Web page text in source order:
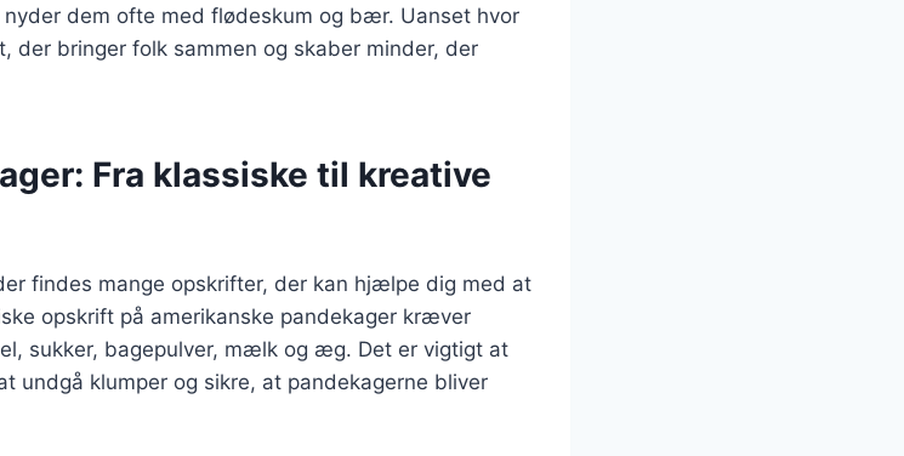
nyder dem ofte med flødeskum og bær. Uanset hvor
der bringer folk sammen og skaber minder, der
Fra klassiske til kreative
findes mange opskrifter, der kan hjælpe dig med at
opskrift på amerikanske pandekager kræver
sukker, bagepulver, mælk og æg. Det er vigtigt at
undgå klumper og sikre, at pandekagerne bliver